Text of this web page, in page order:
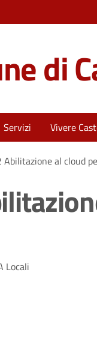
di
Servizi Vivere
Abilitazione al cloud
Locali